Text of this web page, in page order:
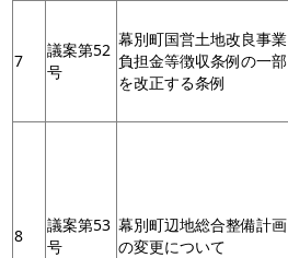
7
議案第52
号
幕別町国営土地改良事業
負担金等徴収条例の一部
を改正する条例
8
議案第53
号
幕別町辺地総合整備計画
の変更について